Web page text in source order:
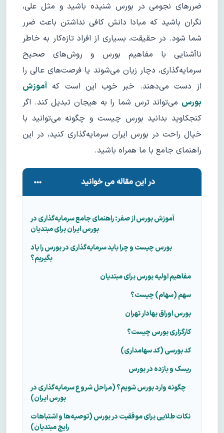
ضررهای نجومی در بورس شنیده باشید و مثل علی،
نگران باشید که مبادا دانش کافی نداشتن باعث ضرر
شما شود. در حقیقت، بسیاری از افراد تازه‌کار به خاطر
ناآشنایی با مفاهیم بورس و روش‌های صحیح
سرمایه‌گذاری، دچار زیان می‌شوند یا فرصت‌های عالی را
از دست می‌دهند. خبر خوب این است که آموزش
بورس می‌تواند ترس شما را به هیجان تبدیل کند. اگر
کنجکاوید بدانید بورس چیست و چگونه می‌توانید با
خیال راحت در بورس ایران سرمایه‌گذاری کنید، در این
راهنمای جامع با ما همراه باشید.
در این مقاله می خوانید
آموزش بورس از صفر: راهنمای جامع سرمایه‌گذاری در
بورس ایران برای مبتدیان
بورس چیست و چرا باید سرمایه‌گذاری در بورس را یاد
بگیریم؟
مفاهیم اولیه بورس برای مبتدیان
سهم (سهام) چیست؟
بورس اوراق بهادار تهران
کارگزاری بورس چیست؟
کد بورسی (کد سهامداری)
ریسک و بازده در بورس
چگونه وارد بورس شویم؟ (مراحل شروع سرمایه‌گذاری در
بورس ایران)
نکات طلایی برای موفقیت در بورس (توصیه‌ها و اشتباهات
رایج مبتدیان)